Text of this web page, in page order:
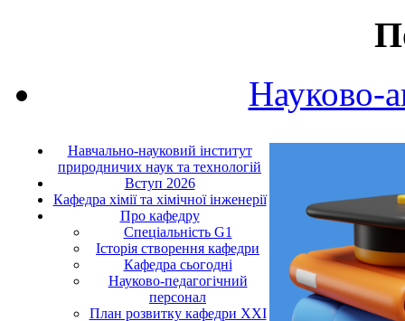
Науково-
Навчально-науковий інститут
природничих наук та технологій
Вступ 2026
Кафедра хімії та хімічної інженерії
Про кафедру
Cпеціальність G1
Історія створення кафедри
Кафедра сьогодні
Науково-педагогічний
персонал
План розвитку кафедри ХХІ